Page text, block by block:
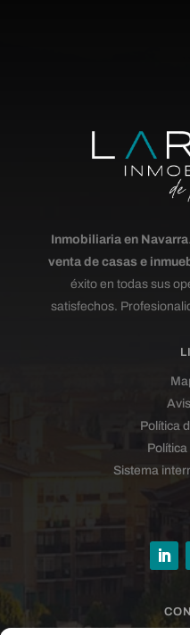
Inmobiliaria en Navarra
venta de casas e
éxito en todas sus
satisfechos.
Política
Sistema